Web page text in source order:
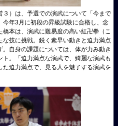
）は、予選での演武について「今まで
年3月に初段の昇級試験に合格し、念
本は、演武に難易度の高い紅卍拳（こ
技に挑戦。鋭く素早い動きと迫力満点
自身の課題については、体が力み動き
。「迫力満点な演武で、綺麗な演武も
迫力満点で、見る人を魅了する演武を